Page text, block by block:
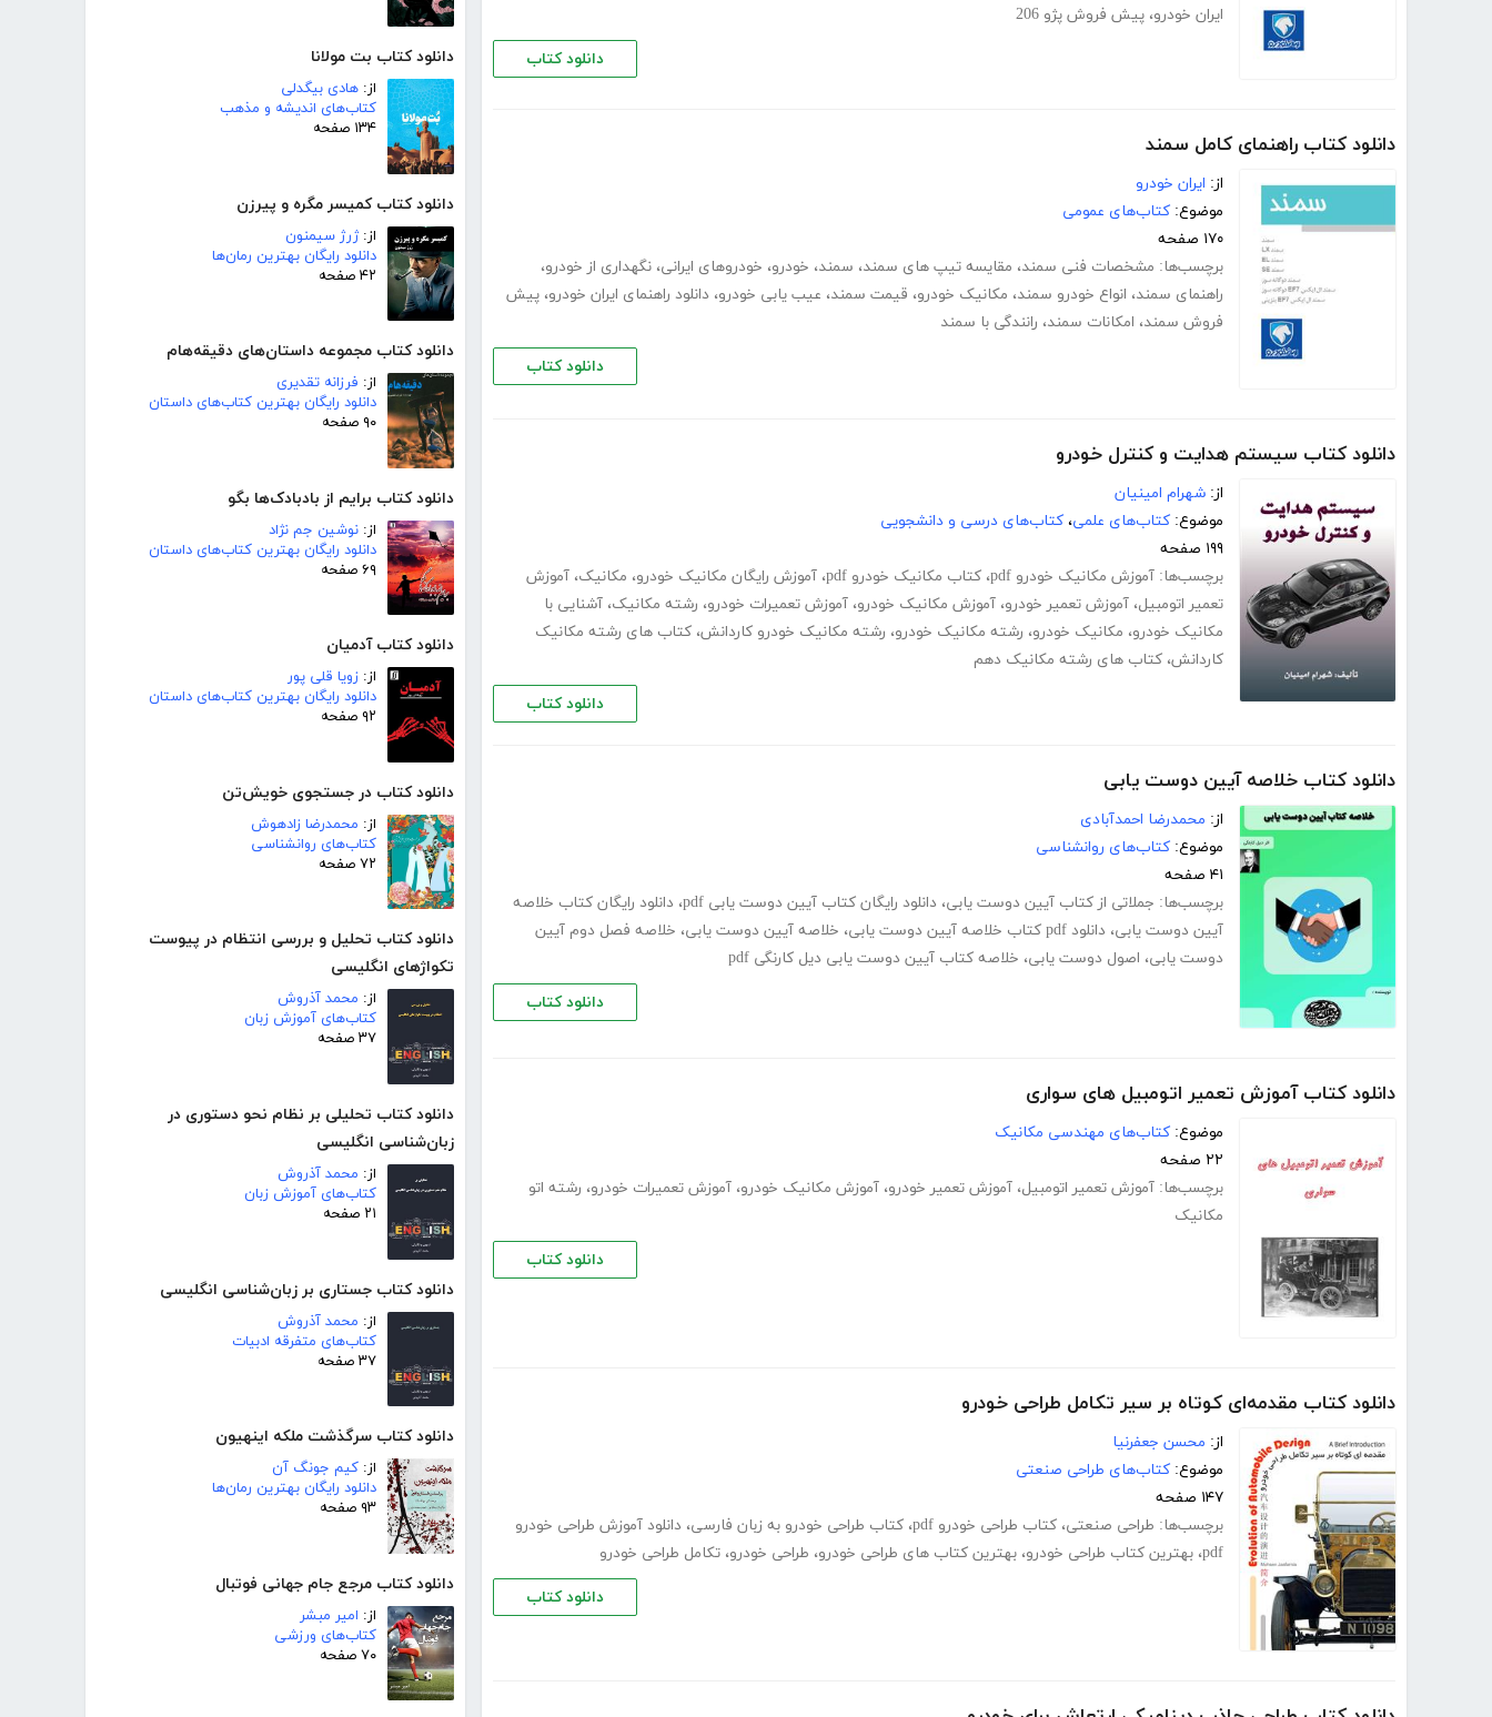
دانلود کتاب بت مولانا
از: هادی بیگدلی
کتاب‌های اندیشه و مذهب
۱۳۴ صفحه
دانلود کتاب کمیسر مگره و پیرزن
از:ژرژ سیمنون
دانلود رایگان بهترین رمان‌ها
۴۲ صفحه
دانلود کتاب مجموعه داستان‌های دقیقه‌هام
از: فرزانه تقدیری
دانلود رایگان بهترین کتاب‌های داستان
۹۰ صفحه
دانلود کتاب برایم از بادبادک‌ها بگو
از: نوشین جم نژاد
دانلود رایگان بهترین کتاب‌های داستان
۶۹ صفحه
دانلود کتاب آدمیان
از: زویا قلی پور
دانلود رایگان بهترین کتاب‌های داستان
۹۲ صفحه
دانلود کتاب در جستجوی خویش‌تن
از: محمدرضا زادهوش
کتاب‌های روانشناسی
۷۲ صفحه
دانلود کتاب تحلیل و بررسی انتظام در پیوست
تکواژهای انگلیسی
از: محمد آذروش
کتاب‌های آموزش زبان
۳۷ صفحه
دانلود کتاب تحلیلی بر نظام نحو دستوری در
زبان‌شناسی انگلیسی
از: محمد آذروش
کتاب‌های آموزش زبان
۲۱ صفحه
دانلود کتاب جستاری بر زبان‌شناسی انگلیسی
از: محمد آذروش
کتاب‌های متفرقه ادبیات
۳۷ صفحه
دانلود کتاب سرگذشت ملکه اینهیون
از: کیم جونگ آن
دانلود رایگان بهترین رمان‌ها
۹۳ صفحه
دانلود کتاب مرجع جام جهانی فوتبال
از: امیر مبشر
کتاب‌های ورزشی
۷۰ صفحه
ایران خودرو، پیش فروش پژو 206
دانلود کتاب
دانلود کتاب راهنمای کامل سمند
از: ایران خودرو
موضوع: کتاب‌های عمومی
۱۷۰ صفحه
برچسب‌ها: مشخصات فنی سمند، مقایسه تیپ های سمند، سمند، خودرو، خودروهای ایرانی، نگهداری از خودرو،
راهنمای سمند، انواع خودرو سمند، مکانیک خودرو، قیمت سمند، عیب یابی خودرو، دانلود راهنمای ایران خودرو، پیش
فروش سمند، امکانات سمند، رانندگی با سمند
دانلود کتاب
دانلود کتاب سیستم هدایت و کنترل خودرو
از: شهرام امینیان
موضوع: کتاب‌های علمی، کتاب‌های درسی و دانشجویی
۱۹۹ صفحه
برچسب‌ها: آموزش مکانیک خودرو pdf ، کتاب مکانیک خودرو pdf ، آموزش رایگان مکانیک خودرو، مکانیک، آموزش
تعمیر اتومبیل، آموزش تعمیر خودرو، آموزش مکانیک خودرو، آموزش تعمیرات خودرو، رشته مکانیک، آشنایی با
مکانیک خودرو، مکانیک خودرو، رشته مکانیک خودرو، رشته مکانیک خودرو کاردانش، کتاب های رشته مکانیک
کاردانش، کتاب های رشته مکانیک دهم
دانلود کتاب
دانلود کتاب خلاصه آیین دوست یابی
از: محمدرضا احمدآبادی
موضوع: کتاب‌های روانشناسی
۴۱ صفحه
برچسب‌ها: جملاتی از کتاب آیین دوست یابی، دانلود رایگان کتاب آیین دوست یابی pdf ، دانلود رایگان کتاب خلاصه
آیین دوست یابی، دانلود pdf کتاب خلاصه آیین دوست یابی ، خلاصه آیین دوست یابی، خلاصه فصل دوم آیین
دوست یابی، اصول دوست یابی، خلاصه کتاب آیین دوست یابی دیل کارنگی pdf
دانلود کتاب
دانلود کتاب آموزش تعمیر اتومبیل های سواری
موضوع: کتاب‌های مهندسی مکانیک
۲۲ صفحه
برچسب‌ها: آموزش تعمیر اتومبیل، آموزش تعمیر خودرو، آموزش مکانیک خودرو، آموزش تعمیرات خودرو، رشته اتو
مکانیک
دانلود کتاب
دانلود کتاب مقدمه‌ای کوتاه بر سیر تکامل طراحی خودرو
از: محسن جعفرنیا
موضوع: کتاب‌های طراحی صنعتی
۱۴۷ صفحه
برچسب‌ها: طراحی صنعتی، کتاب طراحی خودرو pdf ، کتاب طراحی خودرو به زبان فارسی، دانلود آموزش طراحی خودرو
pdf، بهترین کتاب طراحی خودرو، بهترین کتاب های طراحی خودرو، طراحی خودرو، تکامل طراحی خودرو
دانلود کتاب